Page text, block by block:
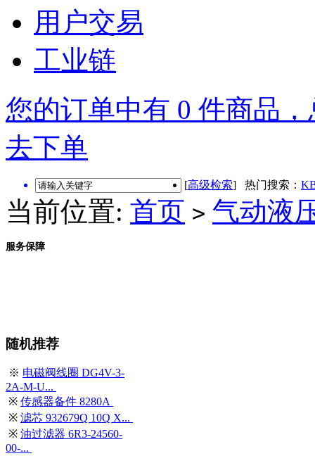
用户交易
工业链
您的订单中有 0 件商品
去下单
[高级检索] 热门搜索：
当前位置: 首页 > 气动液
服务保障
随机推荐
※ 电磁阀线圈 DG4V-3-
2A-M-U...
※ 传感器备件 8280A
※ 滤芯 932679Q 10Q X...
※ 油过滤器 6R3-24560-
00-...